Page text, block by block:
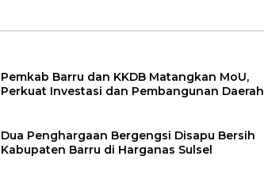
Pemkab Barru dan KKDB Matangkan MoU,
Perkuat Investasi dan Pembangunan Daerah
Dua Penghargaan Bergengsi Disapu Bersih
Kabupaten Barru di Harganas Sulsel